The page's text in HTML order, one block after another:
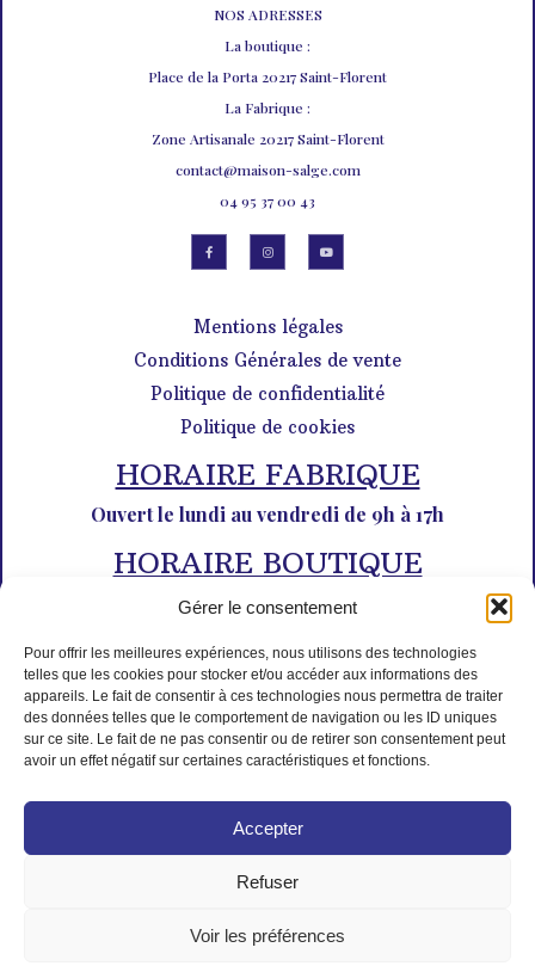
Gérer le consentement
Pour offrir les meilleures expériences, nous utilisons des technologies
telles que les cookies pour stocker et/ou accéder aux informations des
appareils. Le fait de consentir à ces technologies nous permettra de traiter
des données telles que le comportement de navigation ou les ID uniques
sur ce site. Le fait de ne pas consentir ou de retirer son consentement peut
avoir un effet négatif sur certaines caractéristiques et fonctions.
Accepter
Refuser
Voir les préférences
NOS ADRESSES
La boutique :
Place de la Porta 20217 Saint-Florent
La Fabrique :
Zone Artisanale 20217 Saint-Florent
contact@maison-salge.com
04 95 37 00 43
Mentions légales
Conditions Générales de vente
Politique de confidentialité
Politique de cookies
HORAIRE FABRIQUE
Ouvert le lundi au vendredi de 9h à 17h
HORAIRE BOUTIQUE
Du lundi au dimanche de 10h à 12h30 et de 14h30 à 18h30
© Tous droits réservés L'Isle aux desserts